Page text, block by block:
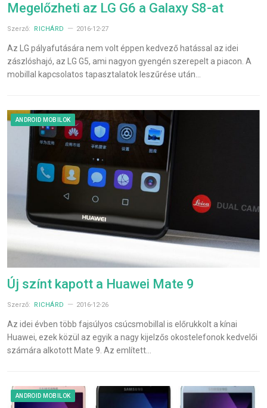
Megelőzheti az LG G6 a Galaxy S8-at
Szerző: RICHÁRD 2016-12-27
Az LG pályafutására nem volt éppen kedvező hatással az idei
zászlóshajó, az LG G5, ami nagyon gyengén szerepelt a piacon. A
mobillal kapcsolatos tapasztalatok leszűrése után…
ANDROID MOBILOK
Új színt kapott a Huawei Mate 9
Szerző: RICHÁRD 2016-12-26
Az idei évben több fajsúlyos csúcsmobillal is előrukkolt a kínai
Huawei, ezek közül az egyik a nagy kijelzős okostelefonok kedvelői
számára alkotott Mate 9. Az említett…
ANDROID MOBILOK